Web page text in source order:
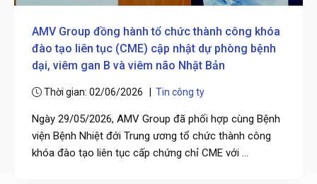
AMV Group đồng hành tổ chức thành công khóa
đào tạo liên tục (CME) cập nhật dự phòng bệnh
dại, viêm gan B và viêm não Nhật Bản
Thời gian: 02/06/2026 | Tin công ty
Ngày 29/05/2026, AMV Group đã phối hợp cùng Bệnh
viện Bệnh Nhiệt đới Trung ương tổ chức thành công
khóa đào tạo liên tục cấp chứng chỉ CME với ...